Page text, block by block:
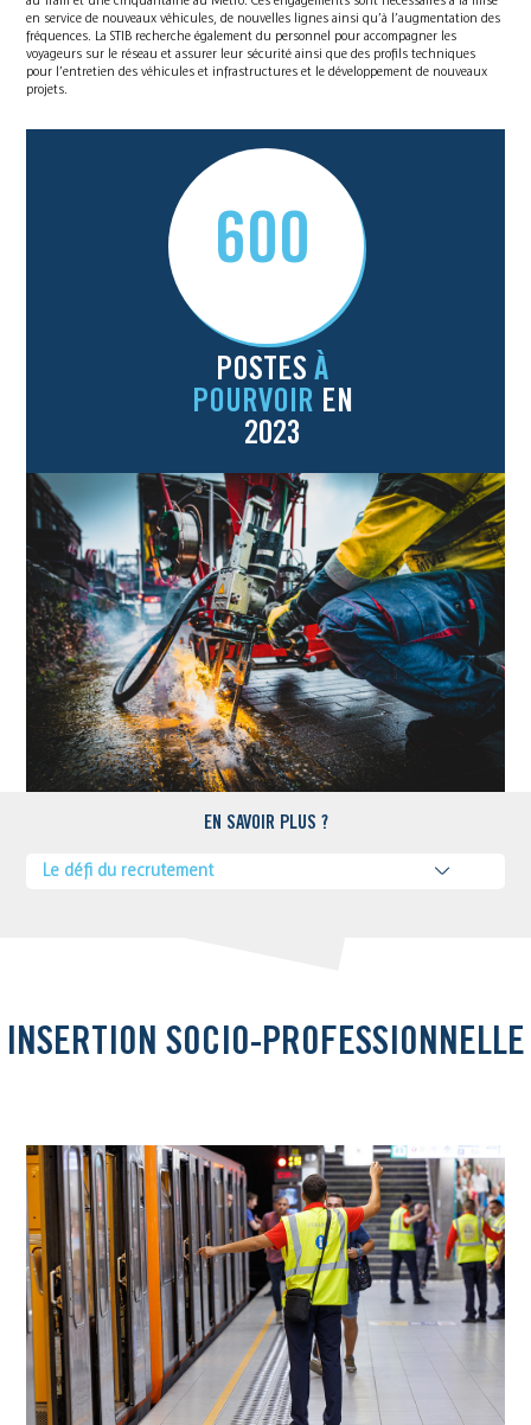
en service de nouveaux véhicules, de nouvelles lignes ainsi qu’à l’augmentation des
fréquences. La STIB recherche également du personnel pour accompagner les
voyageurs sur le réseau et assurer leur sécurité ainsi que des profils techniques
pour l’entretien des véhicules et infrastructures et le développement de nouveaux
projets.
600
POSTES À
POURVOIR EN
2023
EN SAVOIR PLUS ?
Le défi du recrutement
INSERTION SOCIO-PROFESSIONNELLE